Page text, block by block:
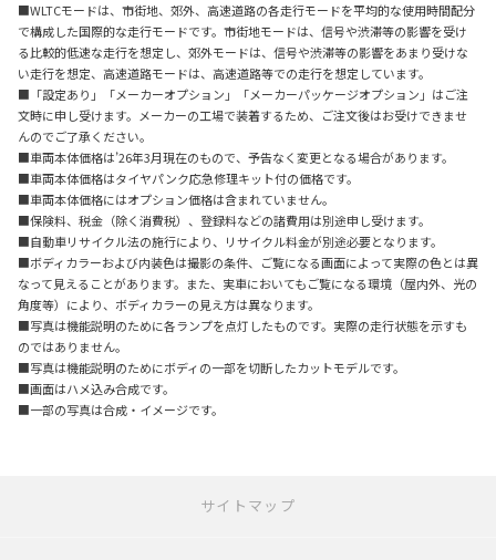
■WLTCモードは、市街地、郊外、高速道路の各走行モードを平均的な使用時間配分
で構成した国際的な走行モードです。市街地モードは、信号や渋滞等の影響を受け
る比較的低速な走行を想定し、郊外モードは、信号や渋滞等の影響をあまり受けな
い走行を想定、高速道路モードは、高速道路等での走行を想定しています。
■「設定あり」「メーカーオプション」「メーカーパッケージオプション」はご注
文時に申し受けます。メーカーの工場で装着するため、ご注文後はお受けできませ
んのでご了承ください。
■車両本体価格は’26年3月現在のもので、予告なく変更となる場合があります。
■車両本体価格はタイヤパンク応急修理キット付の価格です。
■車両本体価格にはオプション価格は含まれていません。
■保険料、税金（除く消費税）、登録料などの諸費用は別途申し受けます。
■自動車リサイクル法の施行により、リサイクル料金が別途必要となります。
■ボディカラーおよび内装色は撮影の条件、ご覧になる画面によって実際の色とは異
なって見えることがあります。また、実車においてもご覧になる環境（屋内外、光の
角度等）により、ボディカラーの見え方は異なります。
■写真は機能説明のために各ランプを点灯したものです。実際の走行状態を示すも
のではありません。
■写真は機能説明のためにボディの一部を切断したカットモデルです。
■画面はハメ込み合成です。
■一部の写真は合成・イメージです。
サイトマップ